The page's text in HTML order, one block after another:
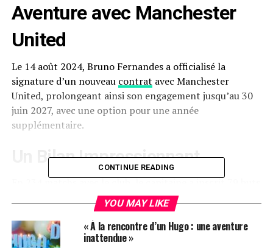
Aventure avec Manchester
United
Le 14 août 2024, Bruno Fernandes a officialisé la
signature d’un nouveau contrat avec Manchester
United, prolongeant ainsi son engagement jusqu’au 30
juin 2027, avec une option pour une année
supplémentaire.
Un Bilan Impressionnant
En 234 matchs avec le club, le capitaine a inscrit 79 buts
et délivré 67 passes décisives. Depuis son arrivée en
janvier 2020, il a créé plus d’occasions que tout autre
joueur de Premier League, consolidant ainsi son statut
de joueur clé.
CONTINUE READING
YOU MAY LIKE
« À la rencontre d’un Hugo : une aventure
inattendue »